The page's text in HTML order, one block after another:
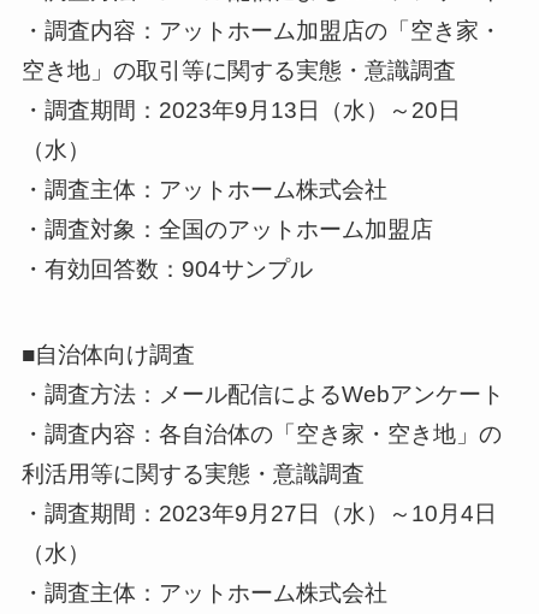
・調査内容：アットホーム加盟店の「空き家・
空き地」の取引等に関する実態・意識調査
・調査期間：2023年9月13日（水）～20日
（水）
・調査主体：アットホーム株式会社
・調査対象：全国のアットホーム加盟店
・有効回答数：904サンプル
■自治体向け調査
・調査方法：メール配信によるWebアンケート
・調査内容：各自治体の「空き家・空き地」の
利活用等に関する実態・意識調査
・調査期間：2023年9月27日（水）～10月4日
（水）
・調査主体：アットホーム株式会社